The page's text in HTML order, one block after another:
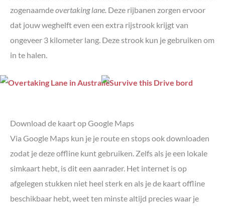
zogenaamdeovertaking lane. Deze rijbanen zorgen ervoor
dat jouw weghelft even een extra rijstrook krijgt van
ongeveer 3 kilometer lang. Deze strook kun je gebruiken om
in te halen.
Download de kaart op Google Maps
Via Google Maps kun je je route en stops ook downloaden
zodat je deze offline kunt gebruiken. Zelfs als je een lokale
simkaart hebt, is dit een aanrader. Het internet is op
afgelegen stukken niet heel sterk en als je de kaart offline
beschikbaar hebt, weet ten minste altijd precies waar je